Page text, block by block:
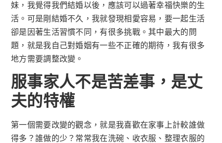
妹，我覺得我們結婚以後，應該可以過著幸福快樂的生
活。可是剛結婚不久，我就發現相愛容易，要一起生活
卻是因著生活習慣不同，有很多挑戰。其中最大的問
題，就是我自己對婚姻有一些不正確的期待，我有很多
地方需要調整改變。
服事家人不是苦差事，是丈
夫的特權
第一個需要改變的觀念，就是我喜歡在家事上計較誰做
得多？誰做的少？常常我在洗碗、收衣服、整理衣服的